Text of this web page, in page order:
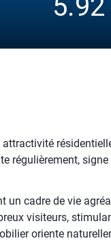
5.92
attractivité
régulièrement, signe
un cadre de vie
visiteurs,
oriente